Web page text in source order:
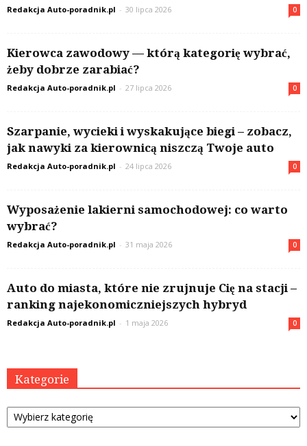
Redakcja Auto-poradnik.pl - 30 lipca 2026 0
Kierowca zawodowy — którą kategorię wybrać,
żeby dobrze zarabiać?
Redakcja Auto-poradnik.pl - 27 lipca 2026 0
Szarpanie, wycieki i wyskakujące biegi – zobacz,
jak nawyki za kierownicą niszczą Twoje auto
Redakcja Auto-poradnik.pl - 24 lipca 2026 0
Wyposażenie lakierni samochodowej: co warto
wybrać?
Redakcja Auto-poradnik.pl - 31 maja 2026 0
Auto do miasta, które nie zrujnuje Cię na stacji –
ranking najekonomiczniejszych hybryd
Redakcja Auto-poradnik.pl - 1 maja 2026 0
Kategorie
Kategorie